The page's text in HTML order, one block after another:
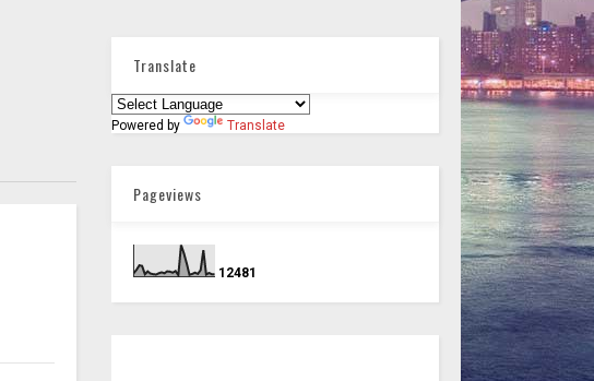
Translate
Powered by Translate
Pageviews
1 2481